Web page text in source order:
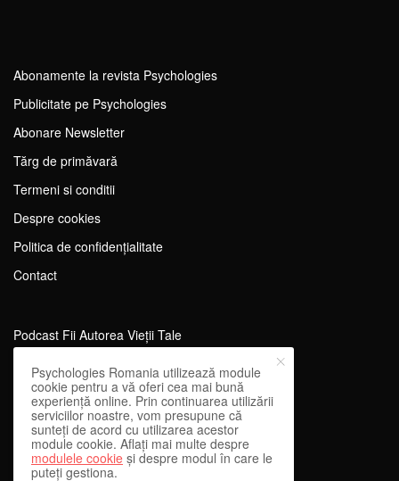
Abonamente la revista Psychologies
Publicitate pe Psychologies
Abonare Newsletter
Tărg de primăvară
Termeni si conditii
Despre cookies
Politica de confidențialitate
Contact
Podcast Fii Autorea Vieții Tale
Evenimente Fii Autoarea Vieții Tale!
SportEdu
Antrenament Mental pentru Sportivi
Learning Network
WEnough
Psychologies Romania utilizează module
cookie pentru a vă oferi cea mai bună
experiență online. Prin continuarea utilizării
serviciilor noastre, vom presupune că
sunteți de acord cu utilizarea acestor
module cookie. Aflați mai multe despre
modulele cookie și despre modul în care le
puteți gestiona.